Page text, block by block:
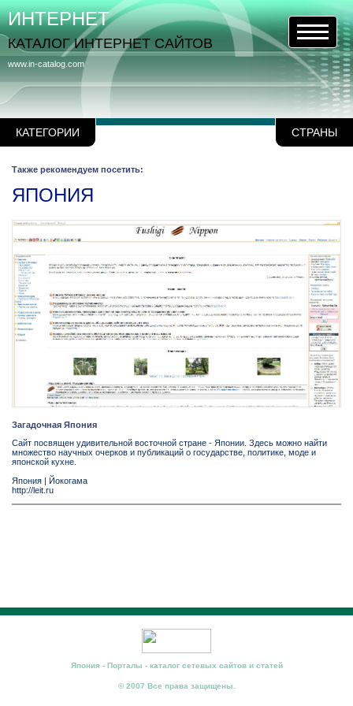
КАТЕГОРИИ СТРАНЫ
www.in-catalog.com
ИНТЕРНЕТ
КАТАЛОГ ИНТЕРНЕТ САЙТОВ
Также рекомендуем посетить:
ЯПОНИЯ
Загадочная Япония
Сайт посвящен удивительной восточной стране - Японии. Здесь можно найти
множество научных очерков и публикаций о государстве, политике, моде и
японской кухне.
Япония
Йокогама
http://leit.ru
Япония - Порталы - каталог сетевых сайтов и статей
© 2007 Все права защищены.